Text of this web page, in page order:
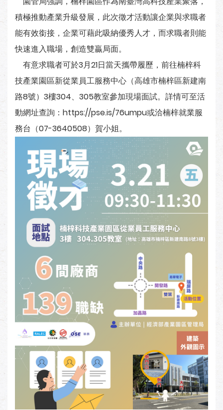
積極推動產業升級發展，此次徵才活動讓企業與求職者
能有效銜接，企業可藉此吸納優秀人才，而求職者則能
快速進入職場，創造雙贏局面。
有意求職者可於3月21日當天攜帶履歷，前往楠梓科
技產業園區新從業員工服務中心（高雄市楠梓區新建南
路8號）3樓304、305教室參加現場面試。詳情可至活
動網址查詢：https://pse.is/76umpu或洽楠梓就業服
務台（07-3640508）賀小姐。